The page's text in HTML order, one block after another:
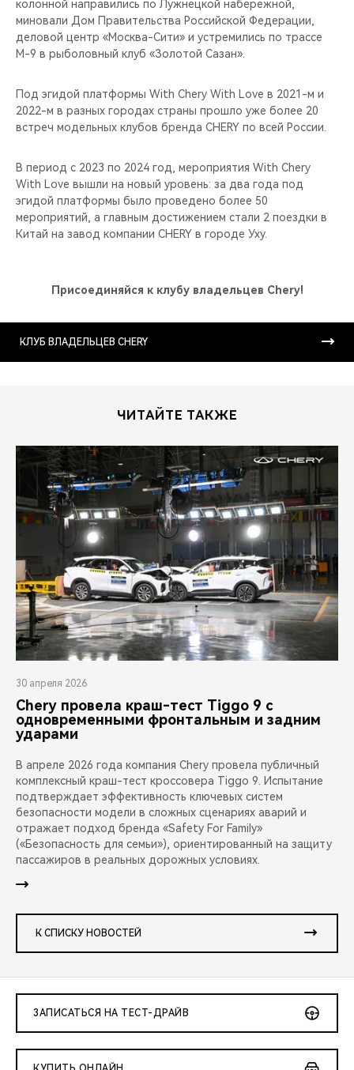
колонной направились по Лужнецкой набережной,
миновали Дом Правительства Российской Федерации,
деловой центр «Москва-Сити» и устремились по трассе
М-9 в рыболовный клуб «Золотой Сазан».
Под эгидой платформы With Chery With Love в 2021-м и
2022-м в разных городах страны прошло уже более 20
встреч модельных клубов бренда CHERY по всей России.
В период с 2023 по 2024 год, мероприятия With Chery
With Love вышли на новый уровень: за два года под
эгидой платформы было проведено более 50
мероприятий, а главным достижением стали 2 поездки в
Китай на завод компании CHERY в городе Уху.
Присоединяйся к клубу владельцев Chery!
КЛУБ ВЛАДЕЛЬЦЕВ CHERY
ЧИТАЙТЕ ТАКЖЕ
30 апреля 2026
Chery провела краш-тест Tiggo 9 с
одновременными фронтальным и задним
ударами
В апреле 2026 года компания Chery провела публичный
комплексный краш-тест кроссовера Tiggo 9. Испытание
подтверждает эффективность ключевых систем
безопасности модели в сложных сценариях аварий и
отражает подход бренда «Safety For Family»
(«Безопасность для семьи»), ориентированный на защиту
пассажиров в реальных дорожных условиях.
К СПИСКУ НОВОСТЕЙ
ЗАПИСАТЬСЯ НА ТЕСТ-ДРАЙВ